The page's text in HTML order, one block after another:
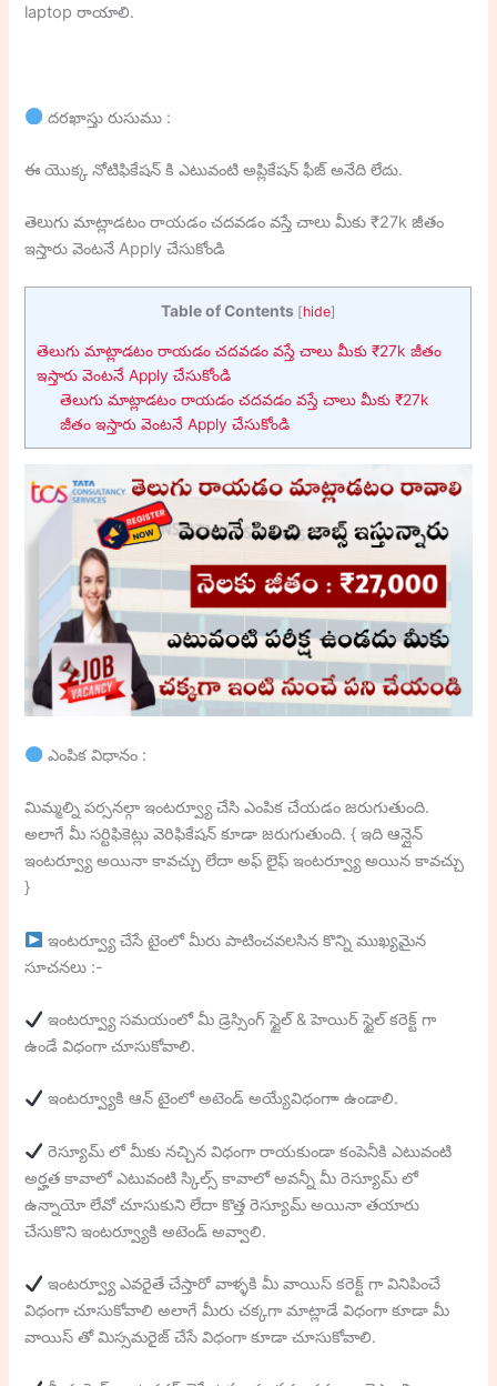
laptop రాయాలి.
దరఖాస్తు రుసుము :
ఈ యొక్క నోటిఫికేషన్ కి ఎటువంటి అప్లికేషన్ ఫీజ్ అనేది లేదు.
తెలుగు మాట్లాడటం రాయడం చదవడం వస్తే చాలు మీకు ₹27k జీతం
ఇస్తారు వెంటనే Apply చేసుకోండి
Table of Contents [hide]
తెలుగు మాట్లాడటం రాయడం చదవడం వస్తే చాలు మీకు ₹27k జీతం
ఇస్తారు వెంటనే Apply చేసుకోండి
తెలుగు మాట్లాడటం రాయడం చదవడం వస్తే చాలు మీకు ₹27k
జీతం ఇస్తారు వెంటనే Apply చేసుకోండి
ఎంపిక విధానం :
మిమ్మల్ని పర్సనల్గా ఇంటర్వ్యూ చేసి ఎంపిక చేయడం జరుగుతుంది.
అలాగే మీ సర్టిఫికెట్లు వెరిఫికేషన్ కూడా జరుగుతుంది. { ఇది ఆన్లైన్
ఇంటర్వ్యూ అయినా కావచ్చు లేదా అఫ్ లైఫ్ ఇంటర్వ్యూ అయిన కావచ్చు
}
ఇంటర్వ్యూ చేసే టైంలో మీరు పాటించవలసిన కొన్ని ముఖ్యమైన
సూచనలు :-
ఇంటర్వ్యూ సమయంలో మీ డ్రెస్సింగ్ స్టైల్ & హెయిర్ స్టైల్ కరెక్ట్ గా
ఉండే విధంగా చూసుకోవాలి.
ఇంటర్వ్యూకి ఆన్ టైంలో అటెండ్ అయ్యేవిధంగాా ఉండాలి.
రెస్యూమ్ లో మీకు నచ్చిన విధంగా రాయకుండా కంపెనీకి ఎటువంటి
అర్హత కావాలో ఎటువంటి స్కిల్స్ కావాలో అవన్నీ మీ రెస్యూమ్ లో
ఉన్నాయో లేవో చూసుకుని లేదా కొత్త రెస్యూమ్ అయినా తయారు
చేసుకొని ఇంటర్వ్యూకి అటెండ్ అవ్వాలి.
ఇంటర్వ్యూ ఎవరైతే చేస్తారో వాళ్ళకి మీ వాయిస్ కరెక్ట్ గా వినిపించే
విధంగా చూసుకోవాలి అలాగే మీరు చక్కగా మాట్లాడే విధంగా కూడా మీ
వాయిస్ తో మిస్సమరైజ్ చేసే విధంగా కూడా చూసుకోవాలి.